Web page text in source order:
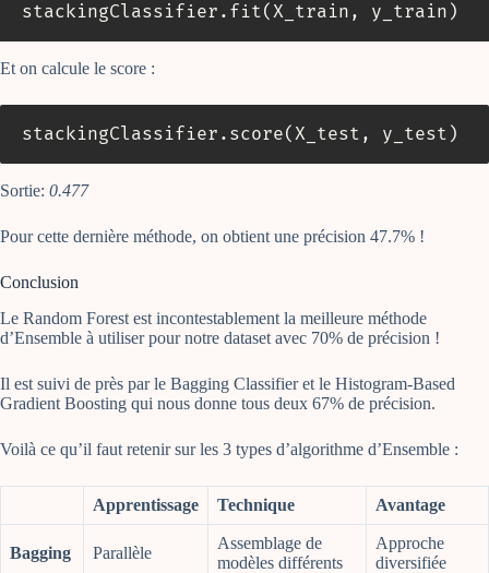
stackingClassifier . fit( X_train , y_train )
Et on calcule le score :
stackingClassifier . score( X_test , y_test )
Sortie: 0.477
Pour cette dernière méthode, on obtient une précision 47.7% !
Conclusion
Le Random Forest est incontestablement la meilleure méthode
d’Ensemble à utiliser pour notre dataset avec 70% de précision !
Il est suivi de près par le Bagging Classifier et le Histogram-Based
Gradient Boosting qui nous donne tous deux 67% de précision.
Voilà ce qu’il faut retenir sur les 3 types d’algorithme d’Ensemble :
Apprentissage Technique Avantage
Bagging Parallèle
Assemblage de
modèles différents
Approche
diversifiée